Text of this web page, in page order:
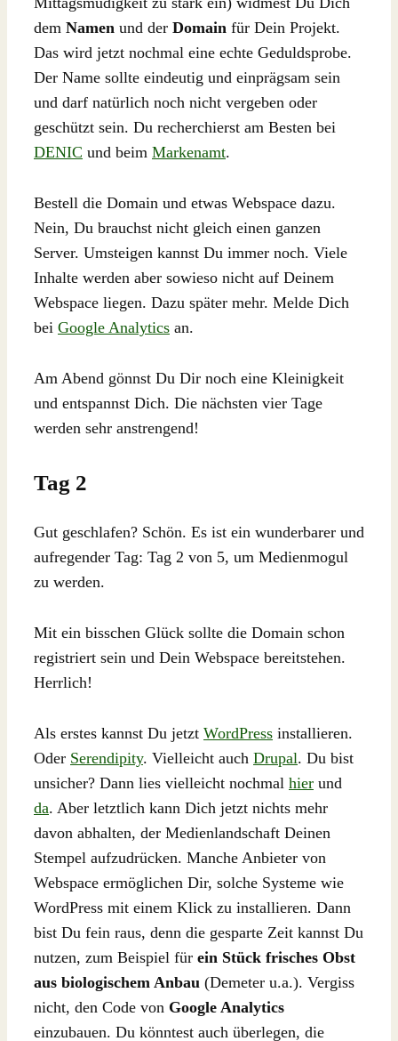
dem Namen und der Domain für Dein Projekt.
Das wird jetzt nochmal eine echte Geduldsprobe.
Der Name sollte eindeutig und einprägsam sein
und darf natürlich noch nicht vergeben oder
geschützt sein. Du recherchierst am Besten bei
DENIC und beim Markenamt.
Bestell die Domain und etwas Webspace dazu.
Nein, Du brauchst nicht gleich einen ganzen
Server. Umsteigen kannst Du immer noch. Viele
Inhalte werden aber sowieso nicht auf Deinem
Webspace liegen. Dazu später mehr. Melde Dich
bei Google Analytics an.
Am Abend gönnst Du Dir noch eine Kleinigkeit
und entspannst Dich. Die nächsten vier Tage
werden sehr anstrengend!
Tag 2
Gut geschlafen? Schön. Es ist ein wunderbarer und
aufregender Tag: Tag 2 von 5, um Medienmogul
zu werden.
Mit ein bisschen Glück sollte die Domain schon
registriert sein und Dein Webspace bereitstehen.
Herrlich!
Als erstes kannst Du jetzt WordPress installieren.
Oder Serendipity. Vielleicht auch Drupal. Du bist
unsicher? Dann lies vielleicht nochmal hier und
da. Aber letztlich kann Dich jetzt nichts mehr
davon abhalten, der Medienlandschaft Deinen
Stempel aufzudrücken. Manche Anbieter von
Webspace ermöglichen Dir, solche Systeme wie
WordPress mit einem Klick zu installieren. Dann
bist Du fein raus, denn die gesparte Zeit kannst Du
nutzen, zum Beispiel für ein Stück frisches Obst
aus biologischem Anbau (Demeter u.a.). Vergiss
nicht, den Code von Google Analytics
einzubauen. Du könntest auch überlegen, die